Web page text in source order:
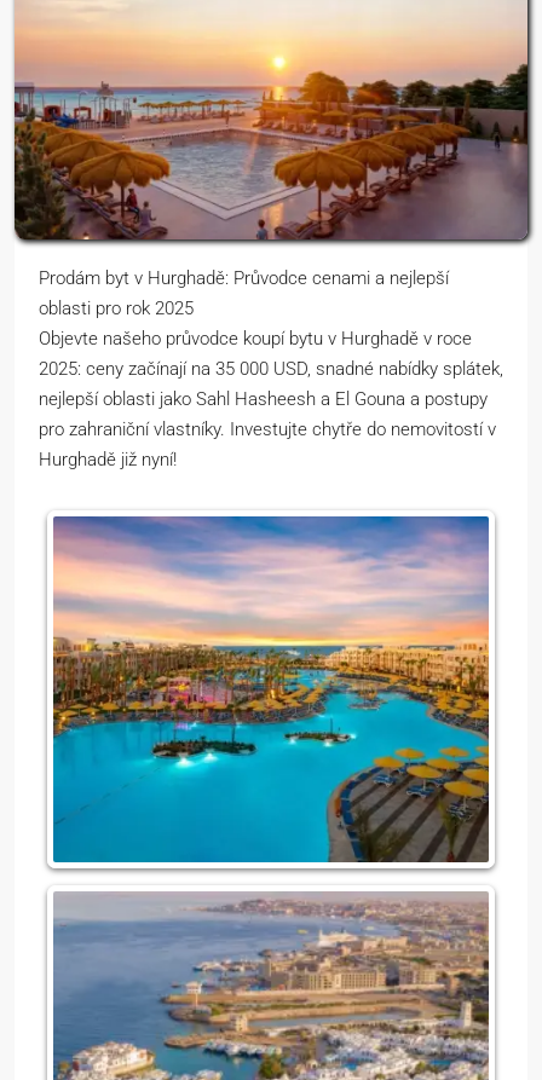
Prodám byt v Hurghadě: Průvodce cenami a nejlepší
oblasti pro rok 2025
Objevte našeho průvodce koupí bytu v Hurghadě v roce
2025: ceny začínají na 35 000 USD, snadné nabídky splátek,
nejlepší oblasti jako Sahl Hasheesh a El Gouna a postupy
pro zahraniční vlastníky. Investujte chytře do nemovitostí v
Hurghadě již nyní!